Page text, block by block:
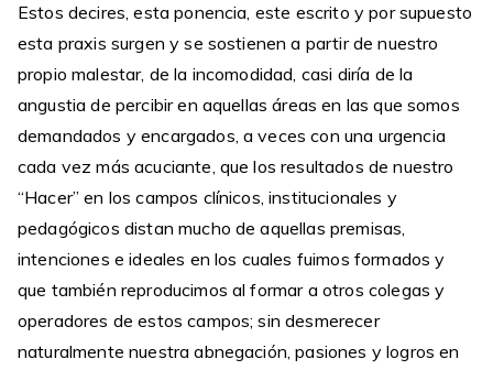
Estos decires, esta ponencia, este escrito y por supuesto
esta praxis surgen y se sostienen a partir de nuestro
propio malestar, de la incomodidad, casi diría de la
angustia de percibir en aquellas áreas en las que somos
demandados y encargados, a veces con una urgencia
cada vez más acuciante, que los resultados de nuestro
“Hacer” en los campos clínicos, institucionales y
pedagógicos distan mucho de aquellas premisas,
intenciones e ideales en los cuales fuimos formados y
que también reproducimos al formar a otros colegas y
operadores de estos campos; sin desmerecer
naturalmente nuestra abnegación, pasiones y logros en